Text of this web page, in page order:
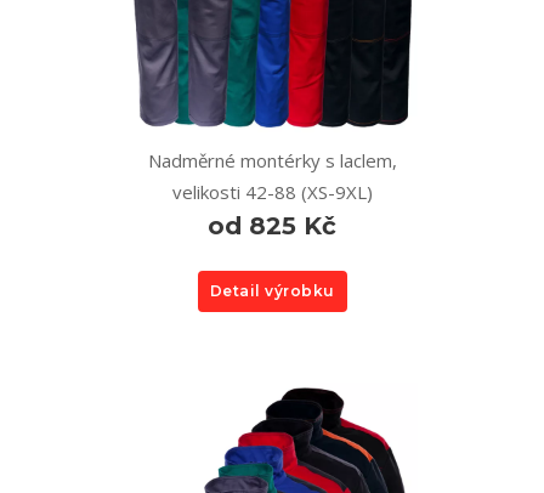
Nadměrné montérky s laclem,
velikosti 42-88 (XS-9XL)
od 825 Kč
Detail výrobku